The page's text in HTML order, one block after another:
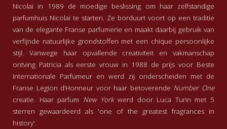
Nicolaï in 1989 de moedige beslissing om haar zelfstandige
parfumhuis Nicolaï te starten. Ze borduurt voort op een traditie
van de elegante Franse parfumerie en maakt daarbij gebruik van
verfijnde natuurlijke grondstoffen met een chique persoonlijke
stijl. Vanwege haar opvallende creativiteit en vakmanschap
ontving Patricia als eerste vrouw in 1988 de prijs voor Beste
Internationale Parfumeur en werd zij onderscheiden met de
Franse Legion d’Honneur voor haar betoverende Number One
creatie. Haar parfum New Yorkwerd door Luca Turin met 5
sterren gewaardeerd als 'one of the greatest fragrances in
history'.